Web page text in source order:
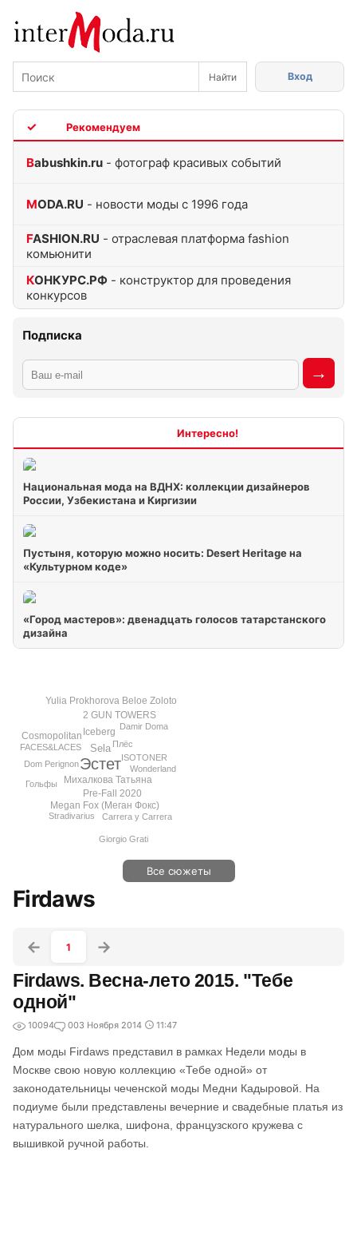
Вход
Babushkin.ru - фотограф красивых событий
MODA.RU - новости моды с 1996 года
FASHION.RU - отраслевая платформа fashion
комьюнити
КОНКУРС.РФ - конструктор для проведения
конкурсов
Подписка
Национальная мода на ВДНХ: коллекции дизайнеров
России, Узбекистана и Киргизии
Пустыня, которую можно носить: Desert Heritage на
«Культурном коде»
«Город мастеров»: двенадцать голосов татарстанского
дизайна
Эстет
Sela
Михалкова Татьяна
Pre-Fall 2020
Megan Fox (Меган Фокс)
Iceberg
Yulia Prokhorova Beloe Zoloto
Cosmopolitan
2 GUN TOWERS
Carrera y Carrera
ISOTONER
FACES&LACES
Damir Doma
Плёс
Wonderland
Dom Perignon
Гольфы
Stradivarius
Giorgio Grati
Все сюжеты
Firdaws
1
Firdaws. Весна-лето 2015. "Тебе
одной"
10094 003 Ноября 2014 11:47
Дом моды Firdaws представил в рамках Недели моды в
Москве свою новую коллекцию «Тебе одной» от
законодательницы чеченской моды Медни Кадыровой. На
подиуме были представлены вечерние и свадебные платья из
натурального шелка, шифона, французского кружева с
вышивкой ручной работы.